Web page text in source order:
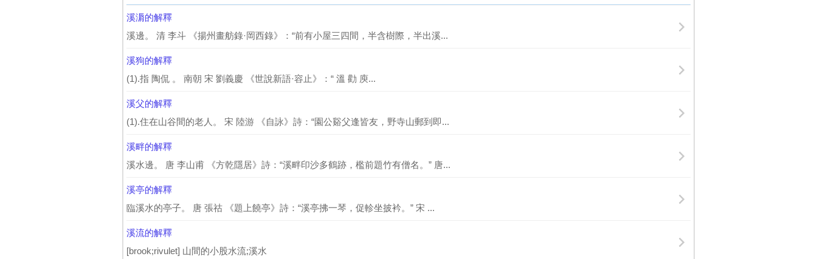
溪漘的解釋
溪邊。 清 李斗 《揚州畫舫錄·岡西錄》：“前有小屋三四間，半含樹際，半出溪...
溪狗的解釋
(1).指 陶侃 。 南朝 宋 劉義慶 《世說新語·容止》：“ 溫 勸 庾...
溪父的解釋
(1).住在山谷間的老人。 宋 陸游 《自詠》詩：“園公谿父逢皆友，野寺山郵到即...
溪畔的解釋
溪水邊。 唐 李山甫 《方乾隱居》詩：“溪畔印沙多鶴跡，檻前題竹有僧名。” 唐...
溪亭的解釋
臨溪水的亭子。 唐 張祜 《題上饒亭》詩：“溪亭拂一琴，促軫坐披衿。” 宋 ...
溪流的解釋
[brook;rivulet] 山間的小股水流;溪水